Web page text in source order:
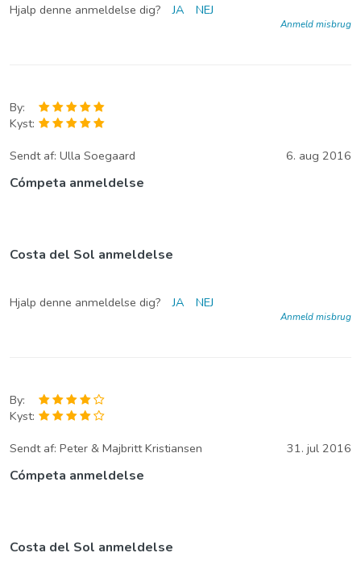
Hjalp denne anmeldelse dig? JA NEJ
Anmeld misbrug
By:
Kyst:
Sendt af: Ulla Soegaard 6. aug 2016
Cómpeta anmeldelse
Costa del Sol anmeldelse
Hjalp denne anmeldelse dig? JA NEJ
Anmeld misbrug
By:
Kyst:
Sendt af: Peter & Majbritt Kristiansen 31. jul 2016
Cómpeta anmeldelse
Costa del Sol anmeldelse